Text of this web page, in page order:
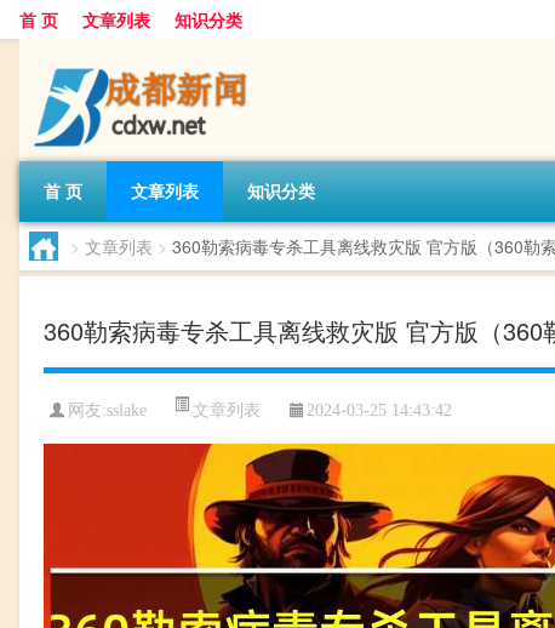
首 页 文章列表 知识分类
首 页 文章列表 知识分类
> 文章列表 > 360勒索病毒专杀工具离线救灾版 官方版（360勒
360勒索病毒专杀工具离线救灾版 官方版（360
网友:sslake 文章列表 2024-03-25 14:43:42